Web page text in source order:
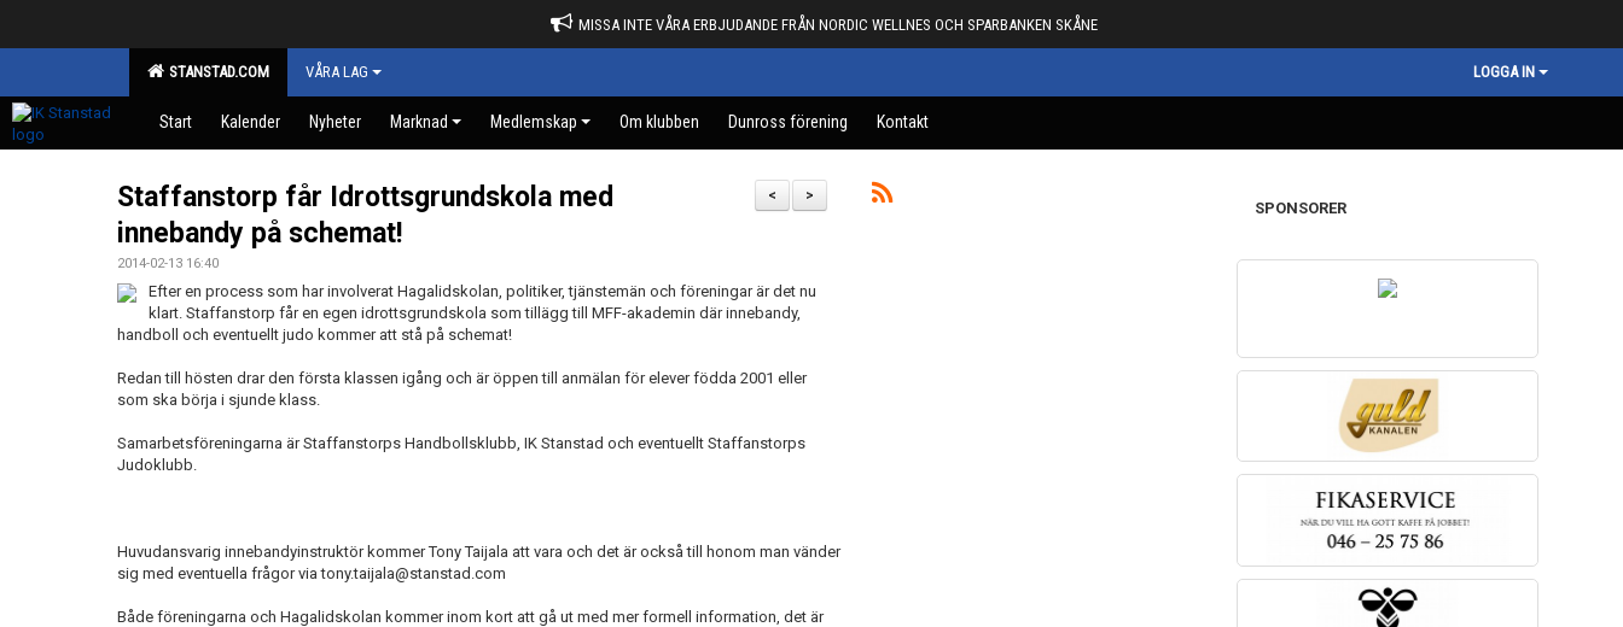
MISSA INTE VÅRA ERBJUDANDE FRÅN NORDIC WELLNES OCH SPARBANKEN SKÅNE
STANSTAD.COM VÅRA LAG LOGGA IN
Start Kalender Nyheter Marknad Medlemskap Om klubben Dunross förening Kontakt
>
<
Staffanstorp får Idrottsgrundskola med
innebandy på schemat!
2014-02-13 16:40
Efter en process som har involverat Hagalidskolan, politiker, tjänstemän och föreningar är det nu
klart. Staffanstorp får en egen idrottsgrundskola som tillägg till MFF-akademin där innebandy,
handboll och eventuellt judo kommer att stå på schemat!
Redan till hösten drar den första klassen igång och är öppen till anmälan för elever födda 2001 eller
som ska börja i sjunde klass.
Samarbetsföreningarna är Staffanstorps Handbollsklubb, IK Stanstad och eventuellt Staffanstorps
Judoklubb.
Huvudansvarig innebandyinstruktör kommer Tony Taijala att vara och det är också till honom man vänder
sig med eventuella frågor via tony.taijala@stanstad.com
Både föreningarna och Hagalidskolan kommer inom kort att gå ut med mer formell information, det är
SPONSORER